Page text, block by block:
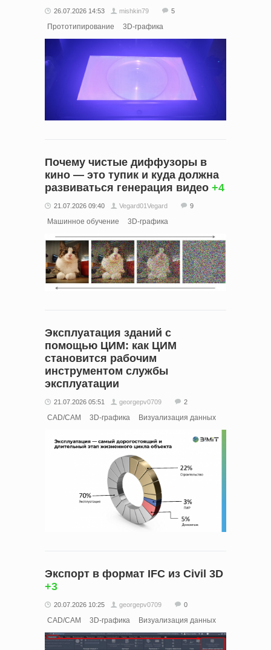
26.07.2026 14:53 mishkin79 5
Прототипирование 3D-графика
Почему чистые диффузоры в
кино — это тупик и куда должна
развиваться генерация видео +4
21.07.2026 09:40 Vegard01Vegard 9
Машинное обучение 3D-графика
Эксплуатация зданий с
помощью ЦИМ: как ЦИМ
становится рабочим
инструментом службы
эксплуатации
21.07.2026 05:51 georgepv0709 2
CAD/CAM 3D-графика Визуализация данных
Экспорт в формат IFC из Civil 3D
+3
20.07.2026 10:25 georgepv0709 0
CAD/CAM 3D-графика Визуализация данных